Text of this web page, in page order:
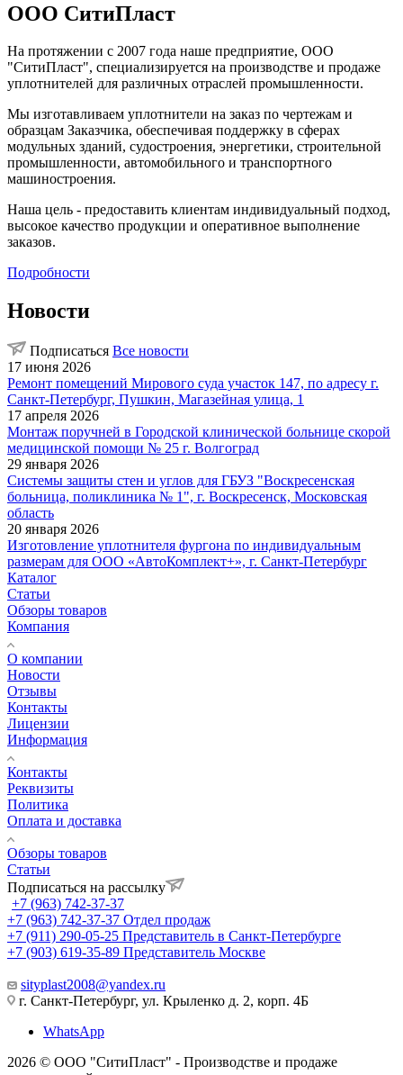
ООО СитиПласт
На протяжении с 2007 года наше предприятие, ООО
"СитиПласт", специализируется на производстве и продаже
уплотнителей для различных отраслей промышленности.
Мы изготавливаем уплотнители на заказ по чертежам и
образцам Заказчика, обеспечивая поддержку в сферах
модульных зданий, судостроения, энергетики, строительной
промышленности, автомобильного и транспортного
машиностроения.
Наша цель - предоставить клиентам индивидуальный подход,
высокое качество продукции и оперативное выполнение
заказов.
Подробности
Новости
Подписаться Все новости
17 июня 2026
Ремонт помещений Мирового суда участок 147, по адресу г.
Санкт-Петербург, Пушкин, Магазейная улица, 1
17 апреля 2026
Монтаж поручней в Городской клинической больнице скорой
медицинской помощи № 25 г. Волгоград
29 января 2026
Системы защиты стен и углов для ГБУЗ "Воскресенская
больница, поликлиника № 1", г. Воскресенск, Московская
область
20 января 2026
Изготовление уплотнителя фургона по индивидуальным
размерам для ООО «АвтоКомплект+», г. Санкт-Петербург
Каталог
Статьи
Обзоры товаров
Компания
О компании
Новости
Отзывы
Контакты
Лицензии
Информация
Контакты
Реквизиты
Политика
Оплата и доставка
Обзоры товаров
Статьи
Подписаться на рассылку
+7 (963) 742-37-37
+7 (963) 742-37-37 Отдел продаж
+7 (911) 290-05-25 Представитель в Санкт-Петербурге
+7 (903) 619-35-89 Представитель Москве
sityplast2008@yandex.ru
г. Санкт-Петербург, ул. Крыленко д. 2, корп. 4Б
WhatsApp
2026 © ООО "СитиПласт" - Производстве и продаже